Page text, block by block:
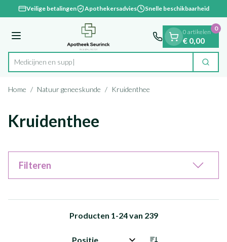
Ga naar de inhoud
1 van 1Veilige betalingen Apothekersadvies Snelle beschikbaarheid
Menu
Product, merk, categorie... Zoek
0 artikelen
€ 0,00
0
Home / Natuur geneeskunde / Kruidenthee
Kruidenthee
Filteren
Producten 1-24van 239